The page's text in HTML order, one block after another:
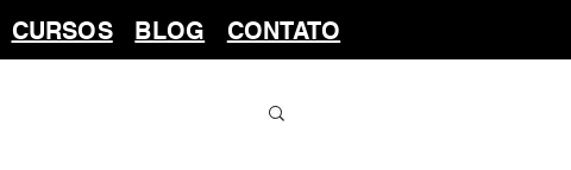
CURSOS BLOG CONTATO